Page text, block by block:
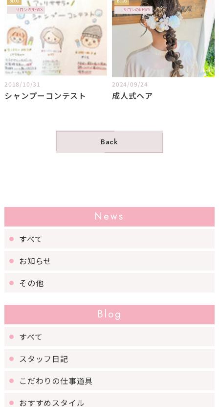
サロンのNEWS
2018/10/31
シャンプーコンテスト
サロンのNEWS
2024/09/24
成人式ヘア
Back
News
すべて
お知らせ
その他
Blog
すべて
スタッフ日記
こだわりの仕事道具
おすすめスタイル